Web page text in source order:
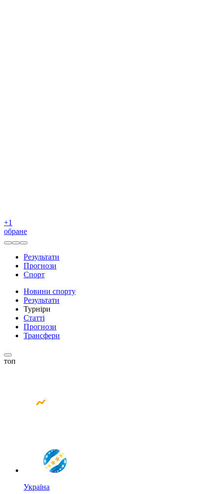
+1
обране
Результати
Прогнози
Спорт
Новини спорту
Результати
Турніри
Статті
Прогнози
Трансфери
топ
Україна